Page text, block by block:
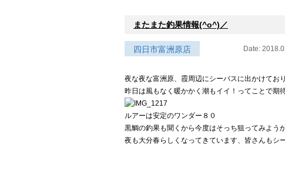
またまた釣果情報(^o^)／
四日市富洲原店 Date:
夜な夜な富洲原、霞周辺にシーバスに出かけてお
昨日は風もなく暖かかく潮もイイ！ってことで期
ルアーは安定のワンダー８０
黒鯛の釣果も聞くから今度はそっち狙ってみよう
夜も大分春らしくなってきています、皆さんもシ